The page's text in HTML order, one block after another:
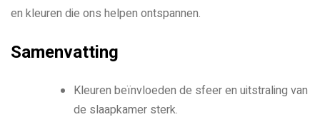
en kleuren die ons helpen ontspannen.
Samenvatting
Kleuren beïnvloeden de sfeer en uitstraling van
de slaapkamer sterk.